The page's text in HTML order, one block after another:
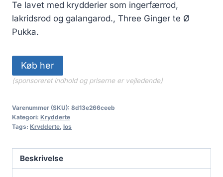
Te lavet med krydderier som ingerfærrod,
lakridsrod og galangarod., Three Ginger te Ø
Pukka.
Køb her
(sponsoreret indhold og priserne er vejledende)
Varenummer (SKU): 8d13e266ceeb
Kategori: Krydderte
Tags: Krydderte, los
Beskrivelse